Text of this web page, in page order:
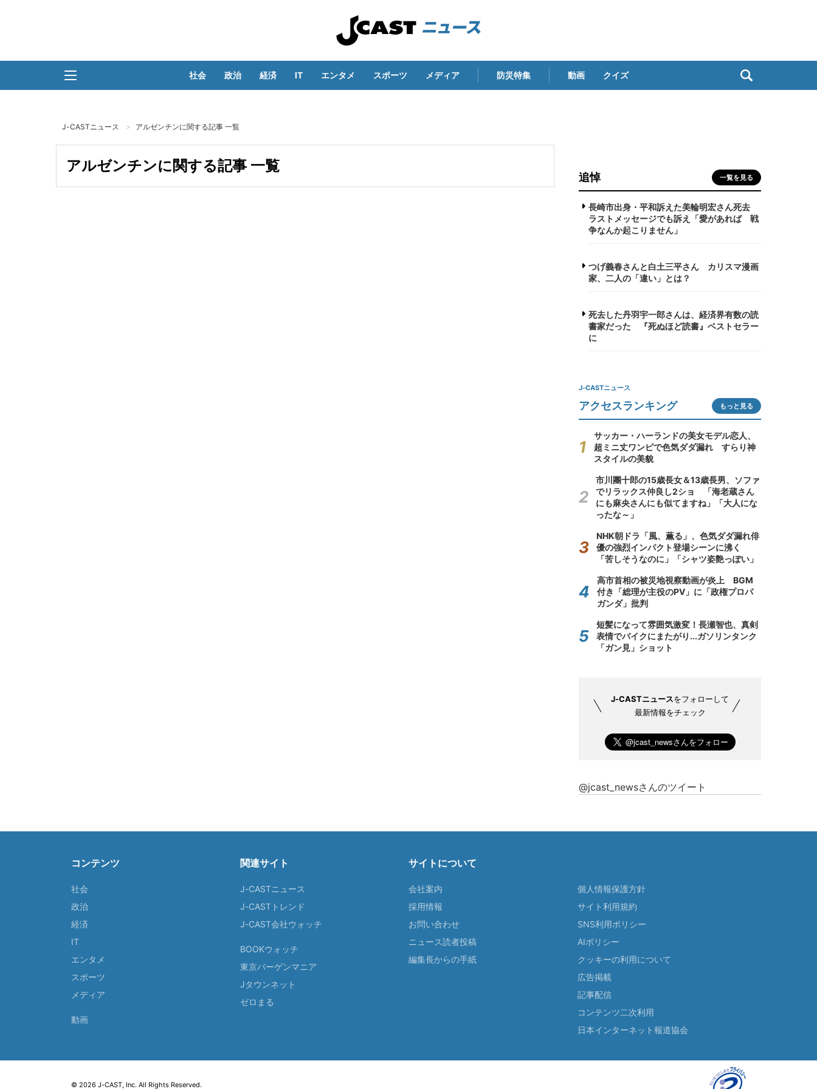
社会 政治 経済 IT エンタメ スポーツ メディア 防災特集 動画 クイズ
J-CASTニュース アルゼンチンに関する記事 一覧
アルゼンチンに関する記事 一覧
追悼 一覧を見る
長崎市出身・平和訴えた美輪明宏さん死去
ラストメッセージでも訴え「愛があれば 戦
争なんか起こりません」
つげ義春さんと白土三平さん カリスマ漫画
家、二人の「違い」とは？
死去した丹羽宇一郎さんは、経済界有数の読
書家だった 『死ぬほど読書』ベストセラー
に
J-CASTニュース
アクセスランキング もっと見る
サッカー・ハーランドの美女モデル恋人、
超ミニ丈ワンピで色気ダダ漏れ すらり神
スタイルの美貌
市川團十郎の15歳長女＆13歳長男、ソファ
でリラックス仲良し2ショ 「海老蔵さん
にも麻央さんにも似てますね」「大人にな
ったな～」
NHK朝ドラ「風、薫る」、色気ダダ漏れ俳
優の強烈インパクト登場シーンに沸く
「苦しそうなのに」「シャツ姿艶っぽい」
高市首相の被災地視察動画が炎上 BGM
付き「総理が主役のPV」に「政権プロパ
ガンダ」批判
短髪になって雰囲気激変！長瀬智也、真剣
表情でバイクにまたがり...ガソリンタンク
「ガン見」ショット
J-CASTニュースをフォローして
最新情報をチェック
@jcast_newsさんのツイート
コンテンツ
社会
政治
経済
IT
エンタメ
スポーツ
メディア
動画
関連サイト
J-CASTニュース
J-CASTトレンド
J-CAST会社ウォッチ
BOOKウォッチ
東京バーゲンマニア
Jタウンネット
ゼロまる
サイトについて
会社案内
採用情報
お問い合わせ
ニュース読者投稿
編集長からの手紙
個人情報保護方針
サイト利用規約
SNS利用ポリシー
AIポリシー
クッキーの利用について
広告掲載
記事配信
コンテンツ二次利用
日本インターネット報道協会
© 2026 J-CAST, Inc. All Rights Reserved.